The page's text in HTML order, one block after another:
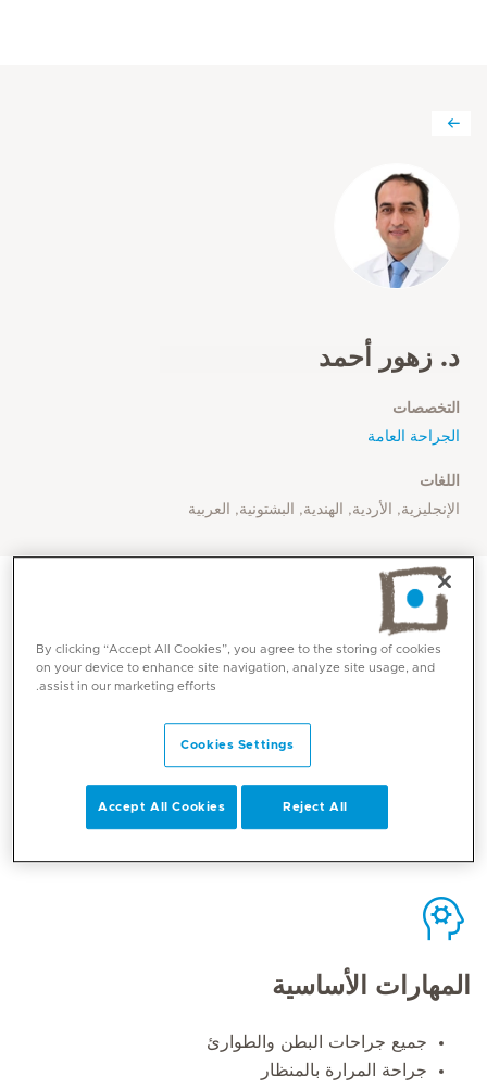
د. زهور أحمد
التخصصات
الجراحة العامة
اللغات
الإنجليزية, الأردية, الهندية, البشتونية, العربية
Mediclinic Middle East Corporate Office
المهارات الأساسية
جميع جراحات البطن والطوارئ
جراحة المرارة بالمنظار
By clicking “Accept All Cookies”, you agree to the storing of cookies
on your device to enhance site navigation, analyze site usage, and
assist in our marketing efforts.
Cookies Settings
Reject All
Accept All Cookies